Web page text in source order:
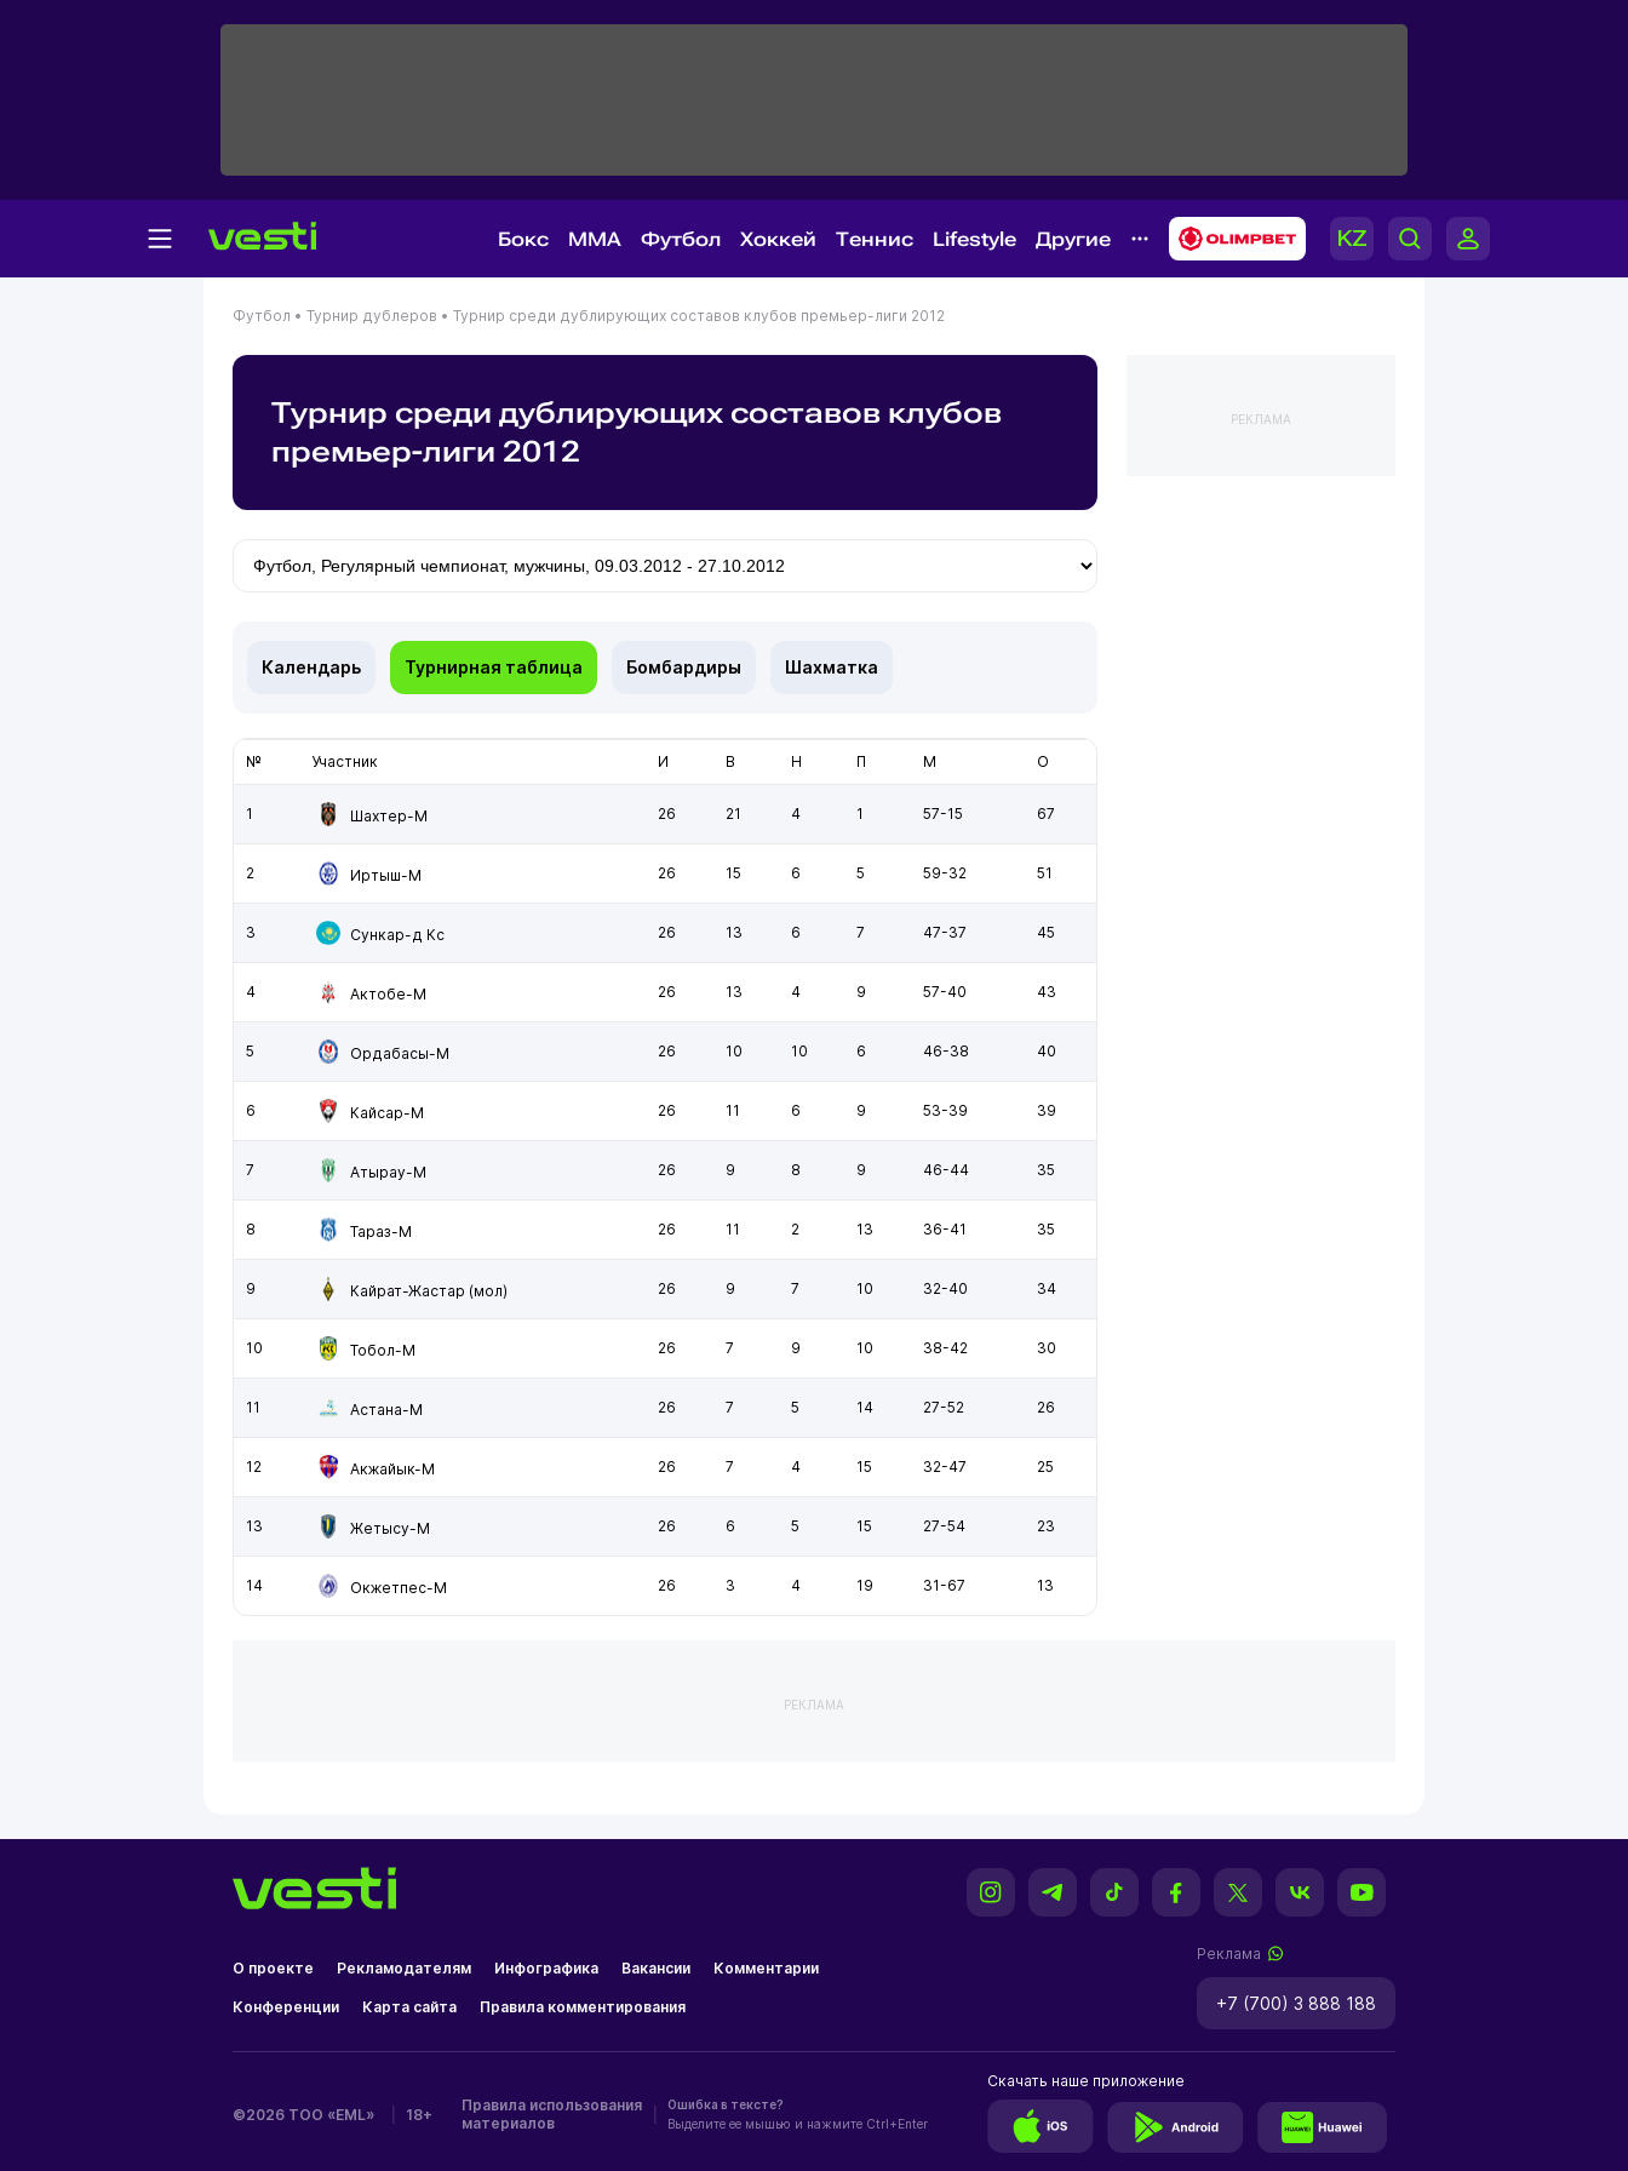
Бокс MMA Футбол Хоккей Теннис Lifestyle Другие
Футбол • Турнир дублеров • Турнир среди дублирующих составов клубов премьер-лиги 2012
Турнир среди дублирующих составов клубов
премьер-лиги 2012
Календарь Турнирная таблица Бомбардиры Шахматка
№ Участник И В Н П М О
1 Шахтер-М 26 21 4 1 57-15 67
2 Иртыш-М 26 15 6 5 59-32 51
3 Сункар-д Кс 26 13 6 7 47-37 45
4 Актобе-М 26 13 4 9 57-40 43
5 Ордабасы-М 26 10 10 6 46-38 40
6 Кайсар-М 26 11 6 9 53-39 39
7 Атырау-М 26 9 8 9 46-44 35
8 Тараз-М 26 11 2 13 36-41 35
9 Кайрат-Жастар (мол) 26 9 7 10 32-40 34
10 Тобол-М 26 7 9 10 38-42 30
11 Астана-М 26 7 5 14 27-52 26
12 Акжайык-М 26 7 4 15 32-47 25
13 Жетысу-М 26 6 5 15 27-54 23
14 Окжетпес-М 26 3 4 19 31-67 13
РЕКЛАМА
РЕКЛАМА
О проекте Рекламодателям Инфографика Вакансии Комментарии
Конференции Карта сайта Правила комментирования
Реклама
+7 (700) 3 888 188
©2026 ТОО «EML» 18+
Правила использования
материалов
Ошибка в тексте?
Выделите ее мышью и нажмите Ctrl+Enter
Скачать наше приложение